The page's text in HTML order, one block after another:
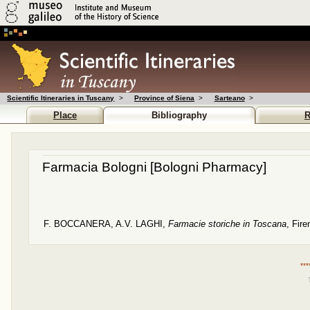
Scientific Itineraries in Tuscany > Province of Siena > Sarteano >
Place Bibliography
Farmacia Bologni [Bologni Pharmacy]
F. BOCCANERA, A.V. LAGHI Farmacie storiche in Toscana,